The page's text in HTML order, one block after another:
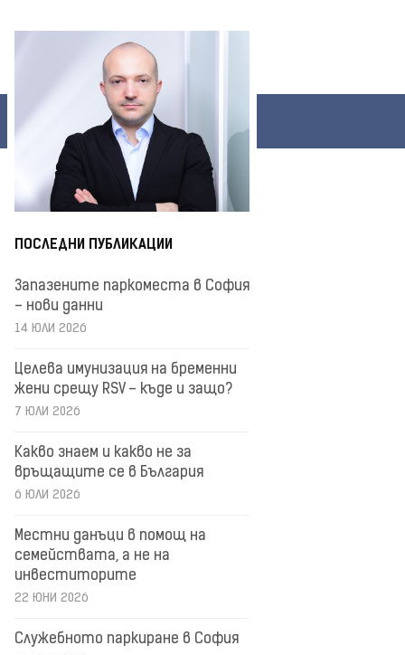
ПОСЛЕДНИ ПУБЛИКАЦИИ
Запазените паркоместа в София
– нови данни
14 ЮЛИ 2026
Целева имунизация на бременни
жени срещу RSV – къде и защо?
7 ЮЛИ 2026
Какво знаем и какво не за
връщащите се в България
6 ЮЛИ 2026
Местни данъци в помощ на
семействата, а не на
инвеститорите
22 ЮНИ 2026
Служебното паркиране в София